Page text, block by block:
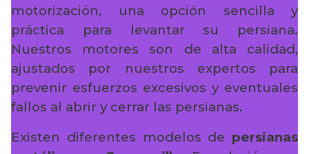
motorización, una opción sencilla y
práctica para levantar su persiana.
Nuestros motores son de alta calidad,
ajustados por nuestros expertos para
prevenir esfuerzos excesivos y eventuales
fallos al abrir y cerrar las persianas.
Existen diferentes modelos de persianas